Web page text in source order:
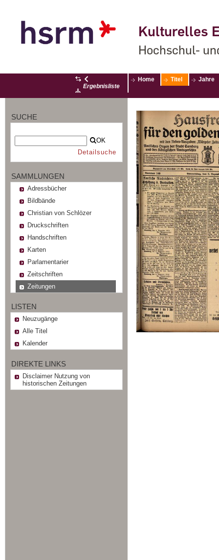
Kulturelles
Hochschul-
Ergebnisliste
Home Titel Jahre
SUCHE
OK
Detailsuche
SAMMLUNGEN
Adressbücher
Bildbände
Christian von Schlözer
Druckschriften
Handschriften
Karten
Parlamentarier
Zeitschriften
Zeitungen
LISTEN
Neuzugänge
Alle Titel
Kalender
DIREKTE LINKS
Disclaimer Nutzung von
historischen Zeitungen